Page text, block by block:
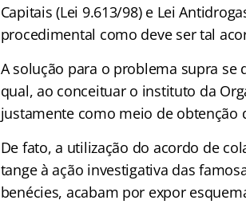
Capitais (Lei 9.613/98) e Lei
procedimental como deve ser tal
A solução para o problema supra se
qual, ao conceituar o instituto da
justamente como meio de obtenção
De fato, a utilização do acordo de
tange à ação investigativa das
benécies, acabam por expor